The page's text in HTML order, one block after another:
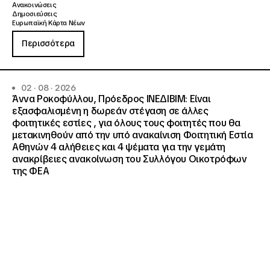
Ανακοινώσεις
Δημοσιεύσεις
Ευρωπαϊκή Κάρτα Νέων
Περισσότερα
02 · 08 · 2026
Άννα Ροκοφύλλου, Πρόεδρος ΙΝΕΔΙΒΙΜ: Είναι
εξασφαλισμένη η δωρεάν στέγαση σε άλλες
φοιτητικές εστίες , για όλους τους φοιτητές που θα
μετακινηθούν από την υπό ανακαίνιση Φοιτητική Εστία
Αθηνών 4 αλήθειες και 4 ψέματα για την γεμάτη
ανακρίβειες ανακοίνωση του Συλλόγου Οικοτρόφων
της ΦΕΑ